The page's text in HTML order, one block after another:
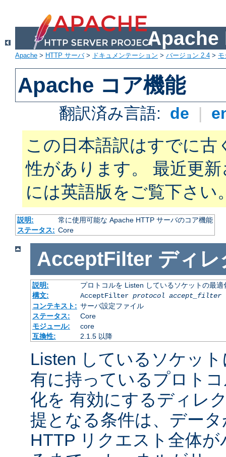
Apache
Apache > HTTP サーバ> ドキュメンテーション > バージョン 2.4 >
Apache コア機能
翻訳済み言語: de |
この日本語訳はすでに古
性があります。 最近更
には英語版をご覧下さい
説明:
常に使用可能な Apache HTTP サーバのコア機能
ステータス: Core
AcceptFilter ディレ
説明:
プロトコルを Listen しているソケットの最適
構文:
AcceptFilter protocol accept_filter
コンテキスト: サーバ設定ファイル
ステータス:
Core
モジュール:
core
互換性:
2.1.5 以降
Listen しているソケッ
有に持っているプロト
化を 有効にするディレ
提となる条件は、デー
HTTP リクエスト全体